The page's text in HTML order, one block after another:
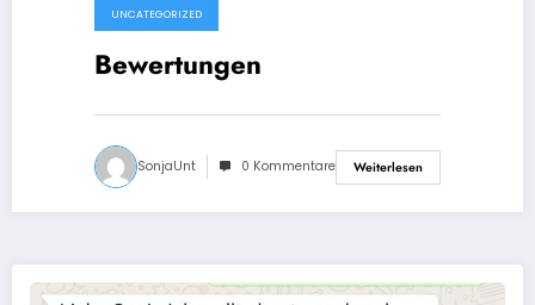
September 25, 2020
UNCATEGORIZED
Bewertungen
SonjaUnt 0 Kommentare Weiterlesen